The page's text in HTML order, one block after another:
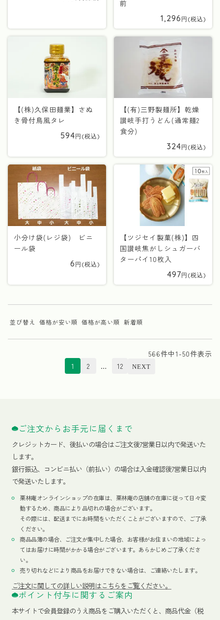
前
1,296
【(株)久保田麺業】さぬ
き骨付鳥風タレ
594
【(有)三野製麺所】乾燥
讃岐手打うどん(通常麺2
食分)
324
小分け袋(レジ袋) ビニ
ール袋
6
【ツジセイ製菓(株)】四
国讃岐焦がしシュガーバ
ターパイ10枚入
497
並び替え 価格が安い順 価格が高い順 新着順
566件中1 -50件表示
1
2 … 12
ご注文からお手元に届くまで
クレジットカード、 後払いの場合はご注文後7営業日以内で発送いた
します。
銀行振込、コンビニ払い（前払い）の場合は入金確認後7営業日以内
で発送いたします。
栗林庵オンラインショップの在庫は、栗林庵の店舗の在庫に従って日々変
動するため、商品により品切れの場合がございます。
その際には、配送までにお時間をいただくことがございますので、ご了承
ください。
商品品薄の場合、ご注文が集中した場合、お客様がお住まいの地域によっ
てはお届けに時間がかかる場合がございます。あらかじめご了承くださ
い。
売り切れなどにより商品をお届けできない場合は、ご連絡いたします。
ご注文に関しての詳しい説明はこちらをご覧ください。
ポイント付与に関するご案内
本サイトで会員登録のうえ商品をご購入いただくと、商品代金（税